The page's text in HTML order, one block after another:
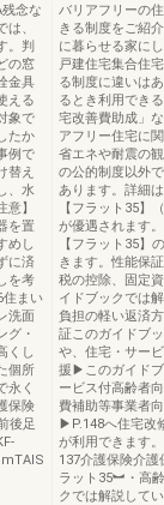
念な
、
。判
の窓
金具
える
象で
たか
例で
替え
、水
】
を置
めし
に済
を考
住まい
洗面
グ・
くし
個所
永く
保険
後足
バリアフリーの
きる制度をご紹
に暮らせる家に
戸建住宅集合住
る制度に違いは
るとき利用でき
宅改善費助成」
アフリー住宅に
省エネや耐震の
の公的制度以外
あります。詳細
【フラット35】
が優遇されます
【フラット35】
きます。性能保
税の控除、固定
イドブックでは
負担の軽い返済
証このガイドブ
や、住宅・サー
援▶このガイド
ービス付高齢者
費補助等事業者
▶P.148へ住宅改
が利用できます
137介護保険介護
ラット35︼・高
クでは解説して